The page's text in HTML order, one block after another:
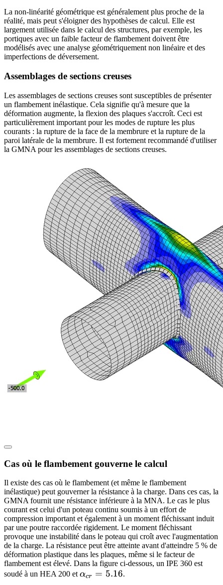
La non-linéarité géométrique est généralement plus proche de la
réalité, mais peut s'éloigner des hypothèses de calcul. Elle est
largement utilisée dans le calcul des structures, par exemple, les
portiques avec un faible facteur de flambement doivent être
modélisés avec une analyse géométriquement non linéaire et des
imperfections de déversement.
Assemblages de sections creuses
Les assemblages de sections creuses sont susceptibles de présenter
un flambement inélastique. Cela signifie qu'à mesure que la
déformation augmente, la flexion des plaques s'accroît. Ceci est
particulièrement important pour les modes de rupture les plus
courants : la rupture de la face de la membrure et la rupture de la
paroi latérale de la membrure. Il est fortement recommandé d'utiliser
la GMNA pour les assemblages de sections creuses.
Cas où le flambement gouverne le calcul
Il existe des cas où le flambement (et même le flambement
inélastique) peut gouverner la résistance à la charge. Dans ces cas, la
GMNA fournit une résistance inférieure à la MNA. Le cas le plus
courant est celui d'un poteau continu soumis à un effort de
compression important et également à un moment fléchissant induit
par une poutre raccordée rigidement. Le moment fléchissant
provoque une instabilité dans le poteau qui croît avec l'augmentation
de la charge. La résistance peut être atteinte avant d'atteindre 5 % de
déformation plastique dans les plaques, même si le facteur de
flambement est élevé. Dans la figure ci-dessous, un IPE 360 est
soudé à un HEA 200 et \alpha_{cr}=5.16
αcr = 5.16.